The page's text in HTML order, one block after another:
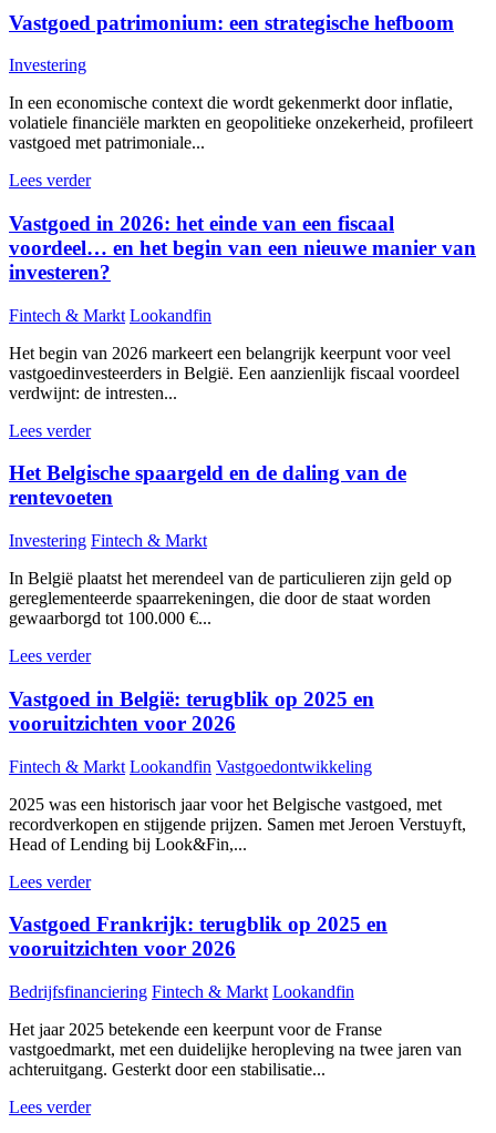
Vastgoed patrimonium: een strategische hefboom
Investering
In een economische context die wordt gekenmerkt door inflatie,
volatiele financiële markten en geopolitieke onzekerheid, profileert
vastgoed met patrimoniale...
Lees verder
Vastgoed in 2026: het einde van een fiscaal
voordeel… en het begin van een nieuwe manier van
investeren?
Fintech & Markt Lookandfin
Het begin van 2026 markeert een belangrijk keerpunt voor veel
vastgoedinvesteerders in België. Een aanzienlijk fiscaal voordeel
verdwijnt: de intresten...
Lees verder
Het Belgische spaargeld en de daling van de
rentevoeten
Investering Fintech & Markt
In België plaatst het merendeel van de particulieren zijn geld op
gereglementeerde spaarrekeningen, die door de staat worden
gewaarborgd tot 100.000 €...
Lees verder
Vastgoed in België: terugblik op 2025 en
vooruitzichten voor 2026
Fintech & Markt Lookandfin Vastgoedontwikkeling
2025 was een historisch jaar voor het Belgische vastgoed, met
recordverkopen en stijgende prijzen. Samen met Jeroen Verstuyft,
Head of Lending bij Look&Fin,...
Lees verder
Vastgoed Frankrijk: terugblik op 2025 en
vooruitzichten voor 2026
Bedrijfsfinanciering Fintech & Markt Lookandfin
Het jaar 2025 betekende een keerpunt voor de Franse
vastgoedmarkt, met een duidelijke heropleving na twee jaren van
achteruitgang. Gesterkt door een stabilisatie...
Lees verder